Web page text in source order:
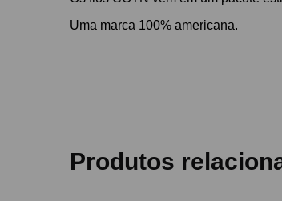
Uma marca 100% americana.
Produtos